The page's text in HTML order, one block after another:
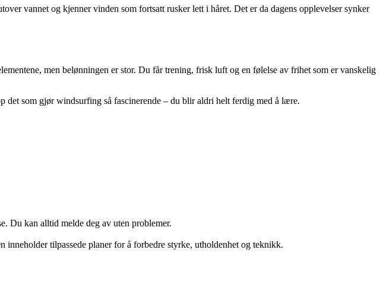
vannet og kjenner vinden som fortsatt rusker lett i håret. Det er da dagens opplevelser synker
men belønningen er stor. Du får trening, frisk luft og en følelse av frihet som er vanskelig
det som gjør windsurfing så fascinerende – du blir aldri helt ferdig med å lære.
Du kan alltid melde deg av uten problemer.
tilpassede planer for å forbedre styrke, utholdenhet og teknikk.